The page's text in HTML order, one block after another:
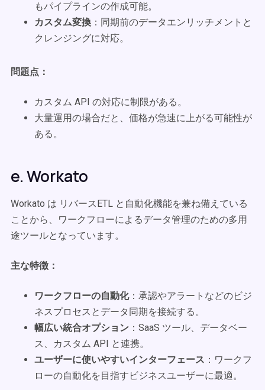
もパイプラインの作成可能。
カスタム変換 ：同期前のデータエンリッチメントと
クレンジングに対応。
問題点：
カスタム API の対応に制限がある。
大量運用の場合だと、価格が急速に上がる可能性が
ある。
e. Workato
Workato は リバースETL と自動化機能を兼ね備えている
ことから、ワークフローによるデータ管理のための多用
途ツールとなっています。
主な特徴：
ワークフローの自動化：承認やアラートなどのビジ
ネスプロセスとデータ同期を接続する。
幅広い統合オプション ：SaaS ツール、データベー
ス、カスタム API と連携。
ユーザーに使いやすいインターフェース ：ワークフ
ローの自動化を目指すビジネスユーザーに最適。